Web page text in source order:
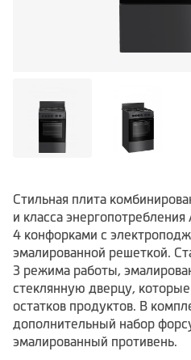
Стильная плита
и класса
4 конфорками с
эмалированной решеткой.
3 режима работы,
стеклянную дверцу,
остатков продуктов. В
дополнительный набор
эмалированный противень.